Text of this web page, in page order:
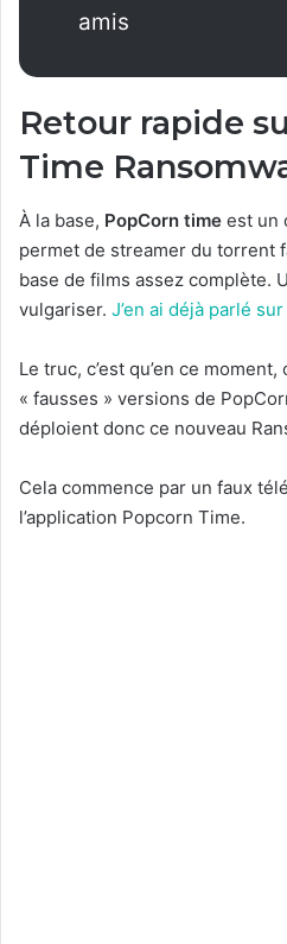
amis
Retour rapide
Time
À la base, PopCorn time est un
permet de streamer du torrent
base de films assez complète.
vulgariser. J’en ai déjà parlé
Le truc, c’est qu’en ce
« fausses » versions de
déploient donc ce nouveau
Cela commence par un faux
l’application Popcorn Time.